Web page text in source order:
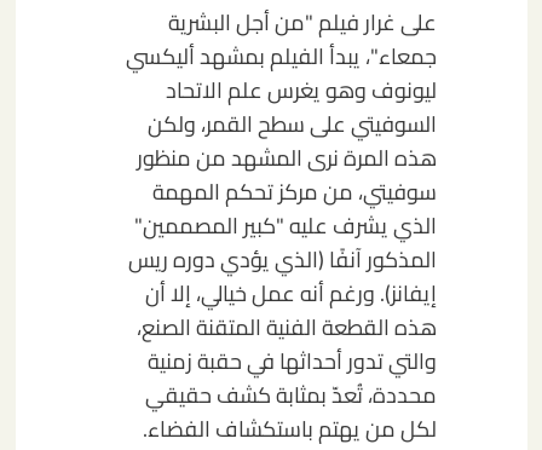
على غرار فيلم "من أجل البشرية
جمعاء"، يبدأ الفيلم بمشهد أليكسي
ليونوف وهو يغرس علم الاتحاد
السوفيتي على سطح القمر، ولكن
هذه المرة نرى المشهد من منظور
سوفيتي، من مركز تحكم المهمة
الذي يشرف عليه "كبير المصممين"
المذكور آنفًا (الذي يؤدي دوره ريس
إيفانز). ورغم أنه عمل خيالي، إلا أن
هذه القطعة الفنية المتقنة الصنع،
والتي تدور أحداثها في حقبة زمنية
محددة، تُعدّ بمثابة كشف حقيقي
لكل من يهتم باستكشاف الفضاء.